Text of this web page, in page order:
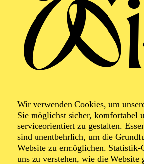
Wir verwenden Cookies, um
Sie möglichst sicher, komfortabel
serviceorientiert zu gestalten.
sind unentbehrlich, um die
Website zu ermöglichen. Statistik-
uns zu verstehen, wie die Website
Musik